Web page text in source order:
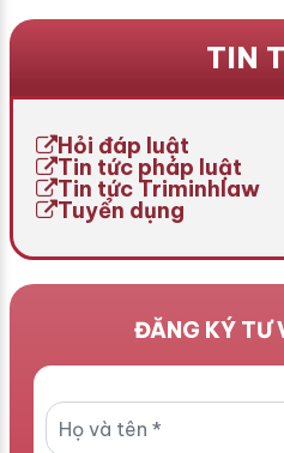
CP. Mức phạt áp dụng chủ
cung cấp dịch vụ trò chơi
không thực hiện […]
TIN
Hỏi đáp luật
Tin tức pháp luật
Tin tức Triminhlaw
Tuyển dụng
ĐĂNG KÝ TƯ